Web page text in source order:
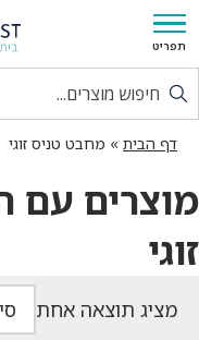
תפריט
דף הבית » מחבט טניס זוגי
מוצרים עם
זוגי
מציג תוצאה אחת